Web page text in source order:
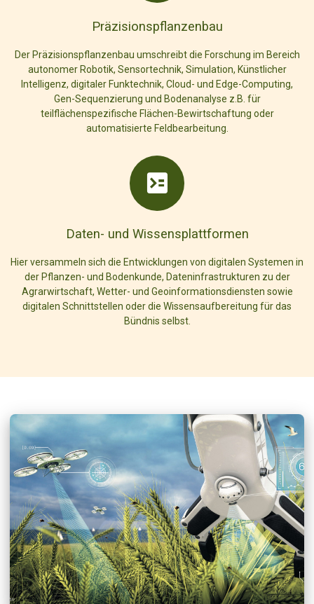
Präzisionspflanzenbau
Der Präzisionspflanzenbau umschreibt die Forschung im Bereich
autonomer Robotik, Sensortechnik, Simulation, Künstlicher
Intelligenz, digitaler Funktechnik, Cloud- und Edge-Computing,
Gen-Sequenzierung und Bodenanalyse z.B. für
teilflächenspezifische Flächen-Bewirtschaftung oder
automatisierte Feldbearbeitung.
Daten- und Wissensplattformen
Hier versammeln sich die Entwicklungen von digitalen Systemen in
der Pflanzen- und Bodenkunde, Dateninfrastrukturen zu der
Agrarwirtschaft, Wetter- und Geoinformationsdiensten sowie
digitalen Schnittstellen oder die Wissensaufbereitung für das
Bündnis selbst.